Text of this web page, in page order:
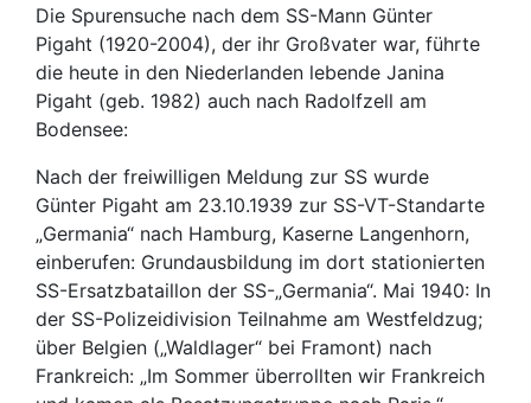
Die Spurensuche nach dem SS-Mann Günter
Pigaht (1920-2004), der ihr Großvater war, führte
die heute in den Niederlanden lebende Janina
Pigaht (geb. 1982) auch nach Radolfzell am
Bodensee:
Nach der freiwilligen Meldung zur SS wurde
Günter Pigaht am 23.10.1939 zur SS-VT-Standarte
„Germania“ nach Hamburg, Kaserne Langenhorn,
einberufen: Grundausbildung im dort stationierten
SS-Ersatzbataillon der SS-„Germania“. Mai 1940: In
der SS-Polizeidivision Teilnahme am Westfeldzug;
über Belgien („Waldlager“ bei Framont) nach
Frankreich: „Im Sommer überrollten wir Frankreich